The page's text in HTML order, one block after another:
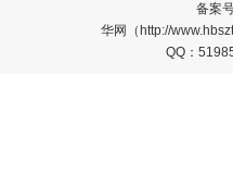
备案
华网（http://
QQ：